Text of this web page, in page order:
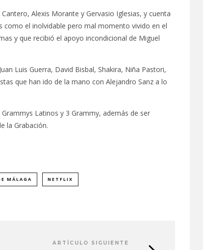
Alexis Morante y Gervasio Iglesias, y cuenta
el inolvidable pero mal momento vivido en el
y que recibió el apoyo incondicional de Miguel
Luis Guerra, David Bisbal, Shakira, Niña Pastori,
que han ido de la mano con Alejandro Sanz a lo
Latinos y 3 Grammy, además de ser
la Grabación.
MÁLAGA NETFLIX
ARTÍCULO SIGUIENTE